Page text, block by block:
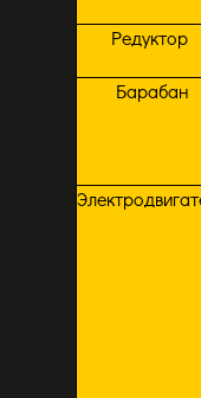
Редуктор
Барабан